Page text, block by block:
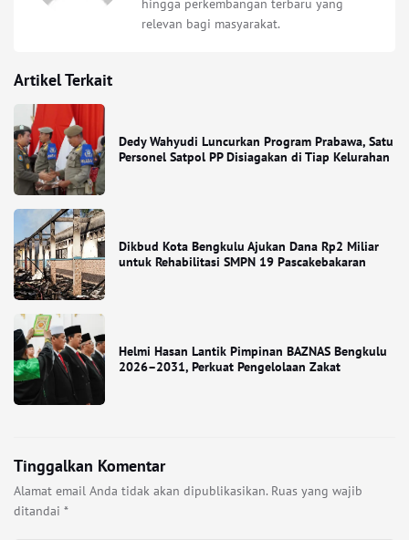
hingga perkembangan terbaru yang
relevan bagi masyarakat.
Artikel Terkait
Dedy Wahyudi Luncurkan Program Prabawa, Satu
Personel Satpol PP Disiagakan di Tiap Kelurahan
Dikbud Kota Bengkulu Ajukan Dana Rp2 Miliar
untuk Rehabilitasi SMPN 19 Pascakebakaran
Helmi Hasan Lantik Pimpinan BAZNAS Bengkulu
2026–2031, Perkuat Pengelolaan Zakat
Tinggalkan Komentar
Alamat email Anda tidak akan dipublikasikan. Ruas yang wajib
ditandai *